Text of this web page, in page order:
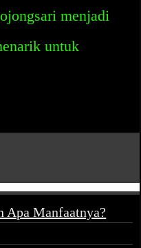
menjadi
untuk
Apa Manfaatnya?